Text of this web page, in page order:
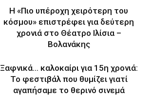
Η «Πιο υπέροχη χειρότερη του
κόσμου» επιστρέφει για δεύτερη
χρονιά στο Θέατρο Ιλίσια –
Βολανάκης
Ξαφνικά… καλοκαίρι για 15η χρονιά:
Το φεστιβάλ που θυμίζει γιατί
αγαπήσαμε το θερινό σινεμά